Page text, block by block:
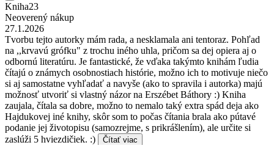
Kniha23
Neoverený nákup
27.1.2026
Tvorbu tejto autorky mám rada, a nesklamala ani tentoraz. Pohľad
na ,,krvavú grófku" z trochu iného uhla, pričom sa dej opiera aj o
odbornú literatúru. Je fantastické, že vďaka takýmto knihám ľudia
čítajú o známych osobnostiach histórie, možno ich to motivuje niečo
si aj samostatne vyhľadať a navyše (ako to spravila i autorka) majú
možnosť utvoriť si vlastný názor na Erszébet Báthory :) Kniha
zaujala, čítala sa dobre, možno to nemalo taký extra spád deja ako
Hajdukovej iné knihy, skôr som to počas čítania brala ako pútavé
podanie jej životopisu (samozrejme, s prikrášlením), ale určite si
zaslúži 5 hviezdičiek. :)
Čítať viac